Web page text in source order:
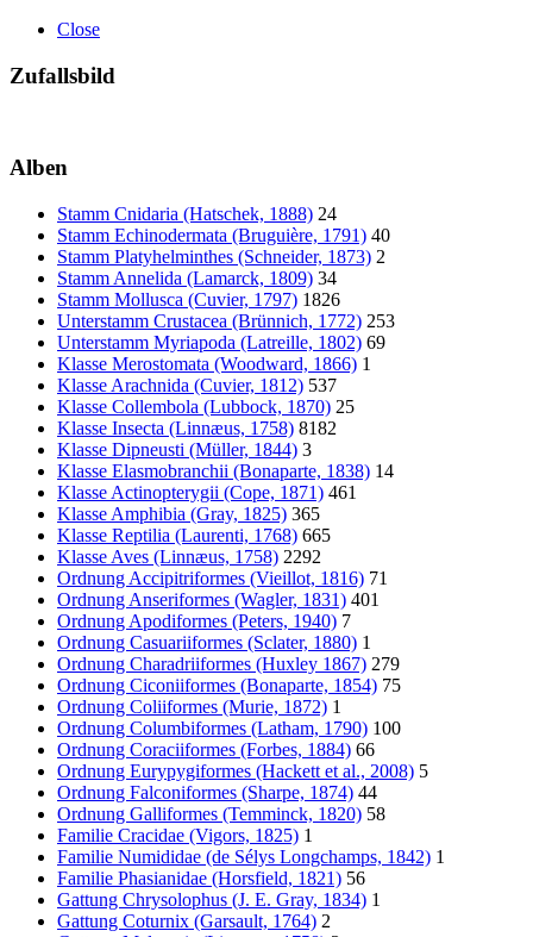
Close
Zufallsbild
Alben
Stamm Cnidaria (Hatschek, 1888) 24
Stamm Echinodermata (Bruguière, 1791) 40
Stamm Platyhelminthes (Schneider, 1873) 2
Stamm Annelida (Lamarck, 1809) 34
Stamm Mollusca (Cuvier, 1797) 1826
Unterstamm Crustacea (Brünnich, 1772) 253
Unterstamm Myriapoda (Latreille, 1802) 69
Klasse Merostomata (Woodward, 1866) 1
Klasse Arachnida (Cuvier, 1812) 537
Klasse Collembola (Lubbock, 1870) 25
Klasse Insecta (Linnæus, 1758) 8182
Klasse Dipneusti (Müller, 1844) 3
Klasse Elasmobranchii (Bonaparte, 1838) 14
Klasse Actinopterygii (Cope, 1871) 461
Klasse Amphibia (Gray, 1825) 365
Klasse Reptilia (Laurenti, 1768) 665
Klasse Aves (Linnæus, 1758) 2292
Ordnung Accipitriformes (Vieillot, 1816) 71
Ordnung Anseriformes (Wagler, 1831) 401
Ordnung Apodiformes (Peters, 1940) 7
Ordnung Casuariiformes (Sclater, 1880) 1
Ordnung Charadriiformes (Huxley 1867) 279
Ordnung Ciconiiformes (Bonaparte, 1854) 75
Ordnung Coliiformes (Murie, 1872) 1
Ordnung Columbiformes (Latham, 1790) 100
Ordnung Coraciiformes (Forbes, 1884) 66
Ordnung Eurypygiformes (Hackett et al., 2008) 5
Ordnung Falconiformes (Sharpe, 1874) 44
Ordnung Galliformes (Temminck, 1820) 58
Familie Cracidae (Vigors, 1825) 1
Familie Numididae (de Sélys Longchamps, 1842) 1
Familie Phasianidae (Horsfield, 1821) 56
Gattung Chrysolophus (J. E. Gray, 1834) 1
Gattung Coturnix (Garsault, 1764) 2